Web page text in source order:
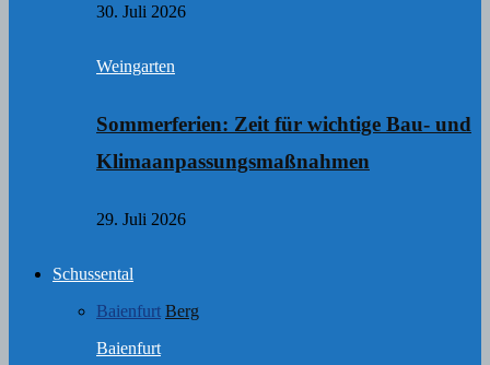
30. Juli 2026
Weingarten
Sommerferien: Zeit für wichtige Bau- und
Klimaanpassungsmaßnahmen
29. Juli 2026
Schussental
Baienfurt Berg
Baienfurt